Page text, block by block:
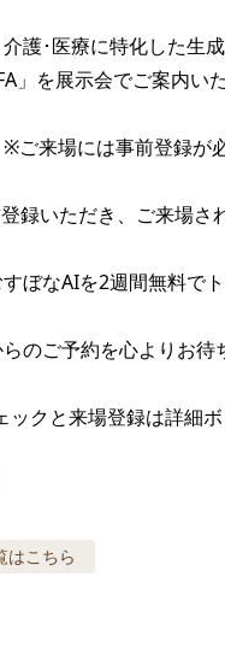
護･医療に特化した生
」を展示会でご案内いた
ご来場には事前登録が
録いただき、ご来場さ
ぼなAIを2週間無料で
のご予約を心よりお待
ックと来場登録は詳細
はこちら